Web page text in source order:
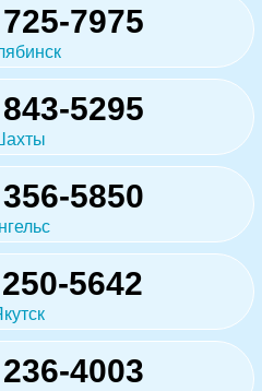
7975
5295
5850
5642
4003